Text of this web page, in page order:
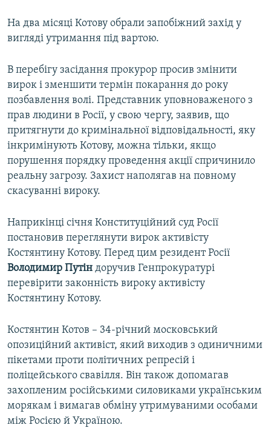
На два місяці Котову обрали запобіжний захід у
вигляді утримання під вартою.
В перебігу засідання прокурор просив змінити
вирок і зменшити термін покарання до року
позбавлення волі. Представник уповноваженого з
прав людини в Росії, у свою чергу, заявив, що
притягнути до кримінальної відповідальності, яку
інкримінують Котову, можна тільки, якщо
порушення порядку проведення акції спричинило
реальну загрозу. Захист наполягав на повному
скасуванні вироку.
Наприкінці січня Конституційний суд Росії
постановив переглянути вирок активісту
Костянтину Котову. Перед цим резидент Росії
Володимир Путін доручив Генпрокуратурі
перевірити законність вироку активісту
Костянтину Котову.
Костянтин Котов – 34-річний московський
опозиційний активіст, який виходив з одиничними
пікетами проти політичних репресій і
поліцейського свавілля. Він також допомагав
захопленим російськими силовиками українським
морякам і вимагав обміну утримуваними особами
між Росією й Україною.